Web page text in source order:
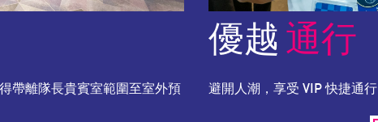
帶離隊長貴賓室範圍至室外預
優越 通行
避開人潮，享受 VIP 快捷通